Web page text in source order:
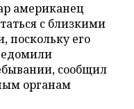
американец
с близкими
поскольку его
сообщил
органам